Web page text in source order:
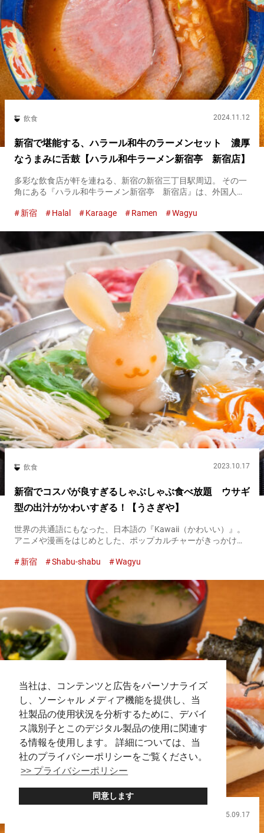
当社は、コンテンツと広告をパーソナライズ
し、ソーシャル メディア機能を提供し、当
社製品の使用状況を分析するために、デバイ
ス識別子とこのデジタル製品の使用に関連す
る情報を使用します。 詳細については、当
社のプライバシーポリシーをご覧ください。
>> プライバシーポリシー
同意します
飲食 2024.11.12
新宿で堪能する、ハラール和牛のラーメンセット 濃厚
なうまみに舌鼓【ハラル和牛ラーメン新宿亭 新宿店】
多彩な飲食店が軒を連ねる、新宿の新宿三丁目駅周辺。 その一
角にある『ハラル和牛ラーメン新宿亭 新宿店』は、外国人が
ハラール対応の和牛を使った豪華なラーメン。 ハラール食品の
新宿 Halal Karaage Ramen Wagyu
飲食 2023.10.17
新宿でコスパが良すぎるしゃぶしゃぶ食べ放題 ウサギ
型の出汁がかわいすぎる！【うさぎや】
世界の共通語にもなった、日本語の『Kawaii（かわいい）』。
アニメや漫画をはじめとした、ポップカルチャーがきっかけで
まで影響を与えつつあるようです。 新宿にある『しゃぶしゃ...
新宿 Shabu-shabu Wagyu
2025.09.17